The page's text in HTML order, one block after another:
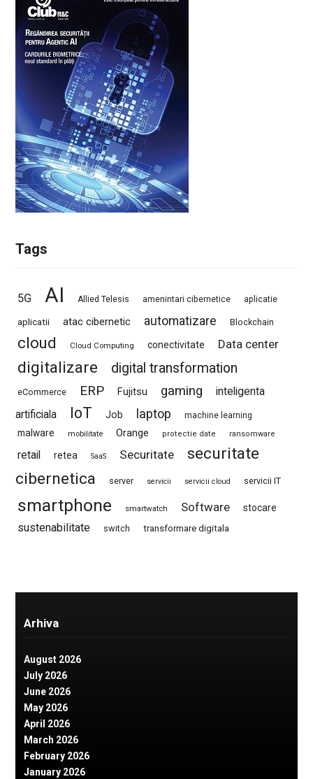
Tags
5G AI Allied Telesis amenintari cibernetice aplicatie
aplicatii atac cibernetic automatizare Blockchain
cloud Cloud Computing conectivitate Data center
digitalizare digital transformation
eCommerce ERP Fujitsu gaming
inteligenta
artificiala
IoT Job laptop machine learning
malware mobilitate Orange protectie date ransomware
retail retea SaaS Securitate
securitate
cibernetica
server servicii servicii cloud servicii IT
smartphone smartwatch Software stocare
sustenabilitate switch transformare digitala
Arhiva
August 2026
July 2026
June 2026
May 2026
April 2026
March 2026
February 2026
January 2026